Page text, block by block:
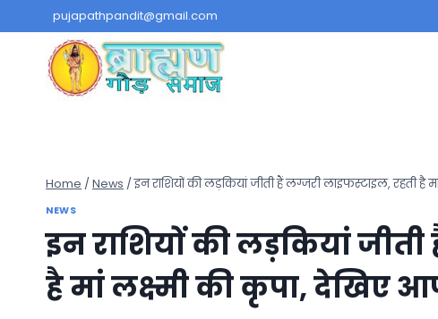
to
content
pujapathpandit@gmail.com
Home / News / इन राशियों की लड़कियां जीती हैं लग्जरी लाइफस्टाइल, रहती है
NEWS
इन राशियों की लड़कियां
है मां लक्ष्मी की कृपा, देखिए